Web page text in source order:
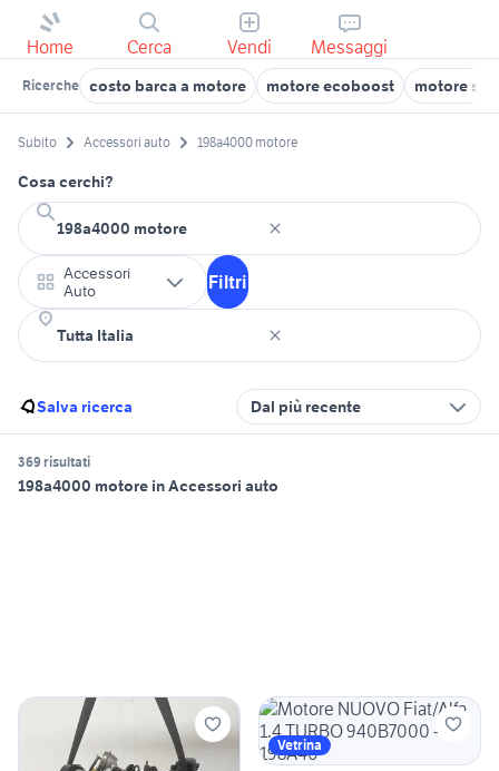
Home Cerca Vendi Messaggi
Ricerche costo barca a motore motore ecoboost motore
Subito Accessori auto 198a4000 motore
Cosa cerchi?
Accessori
Auto
Filtri
Salva ricerca Dal più recente
369 risultati
198a4000 motore in Accessori auto
Vetrina